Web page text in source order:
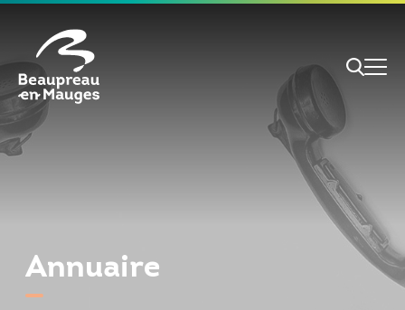
RECHERCHE
Annuaire
Cookies management panel